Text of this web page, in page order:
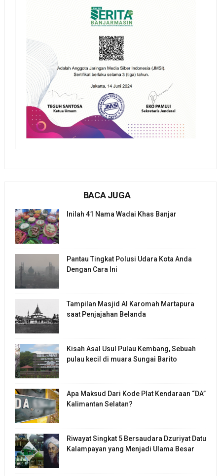
BACA JUGA
Inilah 41 Nama Wadai Khas Banjar
Pantau Tingkat Polusi Udara Kota Anda
Dengan Cara Ini
Tampilan Masjid Al Karomah Martapura
saat Penjajahan Belanda
Kisah Asal Usul Pulau Kembang, Sebuah
pulau kecil di muara Sungai Barito
Apa Maksud Dari Kode Plat Kendaraan “DA”
Kalimantan Selatan?
Riwayat Singkat 5 Bersaudara Dzuriyat Datu
Kalampayan yang Menjadi Ulama Besar